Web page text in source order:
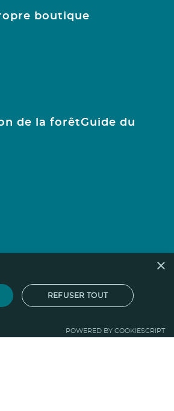
boutique
de la forêtGuide du
×
REFUSER TOUT
POWERED BY COOKIESCRIPT